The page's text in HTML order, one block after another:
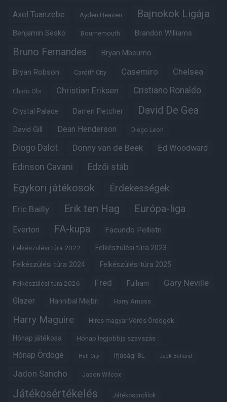
Axel Tuanzebe Ayden Heaven Bajnokok Ligája
Benjamin Sesko Bournemouth Brandon Williams
Bruno Fernandes Bryan Mbeumo
Bryan Robson Cardiff City Casemiro Chelsea
Chido Obi Christian Eriksen Cristiano Ronaldo
Crystal Palace Darren Fletcher David De Gea
David Gill Dean Henderson Diego Leon
Diogo Dalot Donny van de Beek Ed Woodward
Edinson Cavani Edzői stáb
Egykori játékosok Érdekességek
Eric Bailly Erik ten Hag Európa-liga
Everton FA-kupa Facundo Pellistri
Felkészülési túra 2022 Felkészülési túra 2023
Felkészülési túra 2024 Felkészülési túra 2025
Felkészülési túra 2026 Fred Fulham Gary Neville
Glazer Hannibal Mejbri Harry Amass
Harry Maguire Híres magyar Vörös Ördögök
Hónap játékosa Hónap legjobbja szavazás
Hónap Ördöge Hull City Ifjúsági BL Jack Butland
Jadon Sancho Jason Wilcox
Játékosértékelés Játékosprofilok